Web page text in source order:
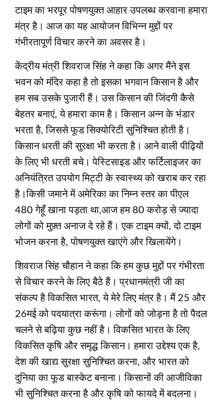
टाइम का भरपूर पोषणयुक्त आहार उपलब्ध करवाना हमारा
मंत्र है। आज का यह आयोजन विभिन्न मुद्दों पर
गंभीरतापूर्ण विचार करने का अवसर है।
केंद्रीय मंत्री शिवराज सिंह ने कहा कि अगर मैंने इस
भवन को मंदिर कहा है तो इसका भगवान किसान है और
हम सब उसके पुजारी हैं। उस किसान की जिंदगी कैसे
बेहतर बनाएं, ये हमारा काम है। किसान अन्न के भंडार
भरता है, जिससे फूड सिक्योरिटी सुनिश्चित होती है।
किसान धरती की सुरक्षा भी करता है। आने वाली पीढ़ियों
के लिए भी धरती बचे। पेस्टिसाइड और फर्टिलाइजर का
अनियंत्रित उपयोग मिट्टी के स्वास्थ्य को खराब कर रहा
है।किसी जमाने में अमेरिका का निम्न स्तर का पीएल
480 गेहूँ खाना पड़ता था,आज हम 80 करोड़ से ज्यादा
लोगों को मुफ़्त अनाज दे रहे हैं। एक टाइम क्यों, दो टाइम
भोजन करना है, पोषणयुक्त खाएंगे और खिलायेंगे।
शिवराज सिंह चौहान ने कहा कि हम कुछ मुद्दों पर गंभीरता
से विचार करने के लिए बैठे हैं। प्रधानमंत्री जी का
संकल्प है विकसित भारत, ये मेरे लिए मंत्र है। मैं 25 और
26मई को पदयात्रा करूंगा। लोगों को जोड़ना है तो पैदल
चलने से बढ़िया कुछ नहीं है। विकसित भारत के लिए
विकसित कृषि और समृद्ध किसान। हमारा उद्देश्य एक है,
देश की खाद्य सुरक्षा सुनिश्चित करना, और भारत को
दुनिया का फूड बास्केट बनाना। किसानों की आजीविका
भी सुनिश्चित करना है और कृषि को फायदे में बदलना।